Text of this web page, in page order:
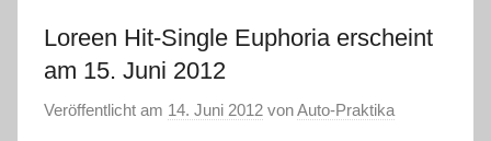
Loreen Hit-Single Euphoria erscheint
am 15. Juni 2012
Veröffentlicht am 14. Juni 2012 vonAuto-Praktika